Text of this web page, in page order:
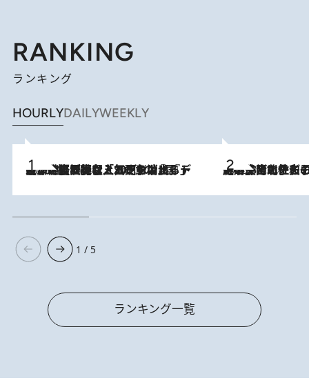
RANKING
ランキング
HOURLYDAILYWEEKLY
2026.8.5
【なぜ吉沢亮は「気配を消せる」のか？】興行収入208億の『国宝』を経て挑むミュージカル『ディア・エヴァン・ハンセン』。トップ俳優が舞台上でさらけ出した“孤独”とは 2026.8.3
《「文士の子ども被害者の会」発足！》阿川佐和子（72）が語る遠藤周作に北杜夫、劇作家・矢代静一の子どもたちの“文豪プライベート事件簿”
1 / 5
ランキング一覧